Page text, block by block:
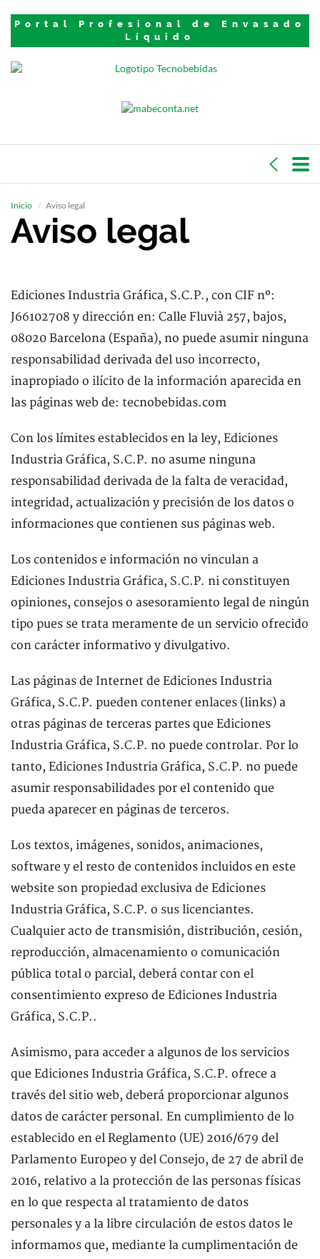
Portal Profesional de Envasado
Líquido
Inicio Aviso legal
Aviso legal
Ediciones Industria Gráfica, S.C.P., con CIF nº:
J66102708 y dirección en: Calle Fluvià 257, bajos,
08020 Barcelona (España), no puede asumir ninguna
responsabilidad derivada del uso incorrecto,
inapropiado o ilícito de la información aparecida en
las páginas web de: tecnobebidas.com
Con los límites establecidos en la ley, Ediciones
Industria Gráfica, S.C.P. no asume ninguna
responsabilidad derivada de la falta de veracidad,
integridad, actualización y precisión de los datos o
informaciones que contienen sus páginas web.
Los contenidos e información no vinculan a
Ediciones Industria Gráfica, S.C.P. ni constituyen
opiniones, consejos o asesoramiento legal de ningún
tipo pues se trata meramente de un servicio ofrecido
con carácter informativo y divulgativo.
Las páginas de Internet de Ediciones Industria
Gráfica, S.C.P. pueden contener enlaces (links) a
otras páginas de terceras partes que Ediciones
Industria Gráfica, S.C.P. no puede controlar. Por lo
tanto, Ediciones Industria Gráfica, S.C.P. no puede
asumir responsabilidades por el contenido que
pueda aparecer en páginas de terceros.
Los textos, imágenes, sonidos, animaciones,
software y el resto de contenidos incluidos en este
website son propiedad exclusiva de Ediciones
Industria Gráfica, S.C.P. o sus licenciantes.
Cualquier acto de transmisión, distribución, cesión,
reproducción, almacenamiento o comunicación
pública total o parcial, deberá contar con el
consentimiento expreso de Ediciones Industria
Gráfica, S.C.P..
Asimismo, para acceder a algunos de los servicios
que Ediciones Industria Gráfica, S.C.P. ofrece a
través del sitio web, deberá proporcionar algunos
datos de carácter personal. En cumplimiento de lo
establecido en el Reglamento (UE) 2016/679 del
Parlamento Europeo y del Consejo, de 27 de abril de
2016, relativo a la protección de las personas físicas
en lo que respecta al tratamiento de datos
personales y a la libre circulación de estos datos le
informamos que, mediante la cumplimentación de